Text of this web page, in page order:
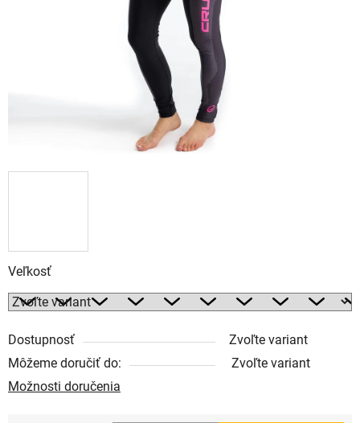
Veľkosť
Dostupnosť
Zvoľte variant
Môžeme doručiť do:
Zvoľte variant
Možnosti doručenia